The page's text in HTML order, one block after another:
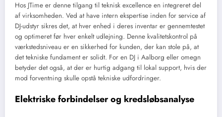
Hos JTime er denne tilgang til teknisk excellence en integreret del
af virksomheden. Ved at have intern ekspertise inden for service af
DJ-udstyr sikres det, at hver enhed i deres inventar er gennemtestet
og optimeret før hver enkelt udlejning. Denne kvalitetskontrol på
værkstedsniveau er en sikkerhed for kunden, der kan stole på, at
det tekniske fundament er solidt. For en DJ i Aalborg eller omegn
betyder det også, at der er hurtig adgang til lokal support, hvis der
mod forventning skulle opstå tekniske udfordringer.
Elektriske forbindelser og kredsløbsanalyse